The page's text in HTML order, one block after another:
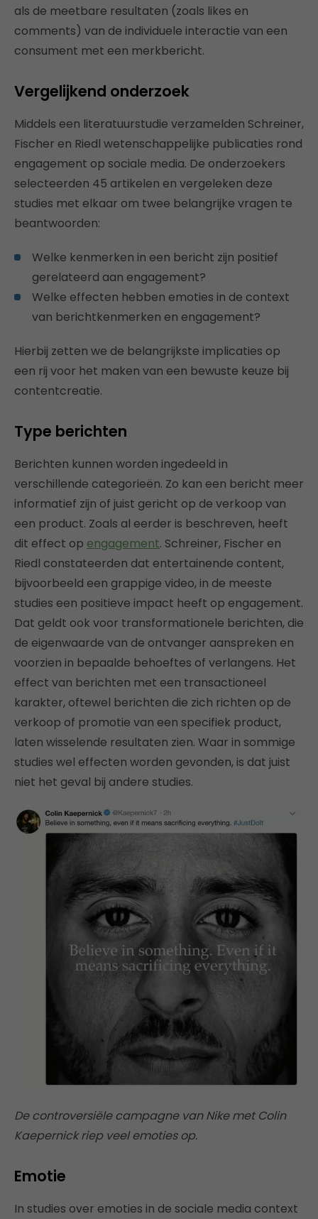
als de meetbare resultaten (zoals likes en
comments) van de individuele interactie van een
consument met een merkbericht.
Vergelijkend onderzoek
Middels een literatuurstudie verzamelden Schreiner,
Fischer en Riedl wetenschappelijke publicaties rond
engagement op sociale media. De onderzoekers
selecteerden 45 artikelen en vergeleken deze
studies met elkaar om twee belangrijke vragen te
beantwoorden:
Welke kenmerken in een bericht zijn positief
gerelateerd aan engagement?
Welke effecten hebben emoties in de context
van berichtkenmerken en engagement?
Hierbij zetten we de belangrijkste implicaties op
een rij voor het maken van een bewuste keuze bij
contentcreatie.
Type berichten
Berichten kunnen worden ingedeeld in
verschillende categorieën. Zo kan een bericht meer
informatief zijn of juist gericht op de verkoop van
een product. Zoals al eerder is beschreven, heeft
dit effect op engagement. Schreiner, Fischer en
Riedl constateerden dat entertainende content,
bijvoorbeeld een grappige video, in de meeste
studies een positieve impact heeft op engagement.
Dat geldt ook voor transformationele berichten, die
de eigenwaarde van de ontvanger aanspreken en
voorzien in bepaalde behoeftes of verlangens. Het
effect van berichten met een transactioneel
karakter, oftewel berichten die zich richten op de
verkoop of promotie van een specifiek product,
laten wisselende resultaten zien. Waar in sommige
studies wel effecten worden gevonden, is dat juist
niet het geval bij andere studies.
De controversiële campagne van Nike met Colin
Kaepernick riep veel emoties op.
Emotie
In studies over emoties in de sociale media context